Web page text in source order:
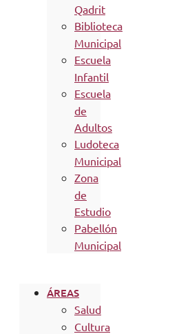
Qadrit
Biblioteca
Municipal
Escuela
Infantil
Escuela
de
Adultos
Ludoteca
Municipal
Zona
de
Estudio
Pabellón
Municipal
ÁREAS
Salud
Cultura